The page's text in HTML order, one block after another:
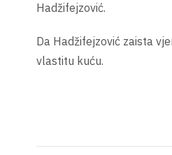
Hadžifejzović.
Da Hadžifejzović zaista
vlastitu kuću.